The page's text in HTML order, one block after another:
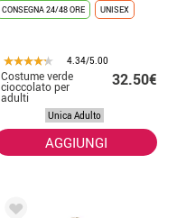
CONSEGNA 24/48 ORE UNISEX
4.34/5.00
Costume verde
cioccolato per
adulti
32.50€
Unica Adulto
AGGIUNGI